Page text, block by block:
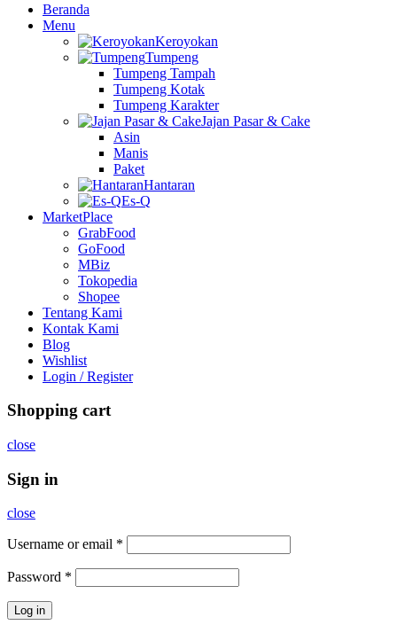
Beranda
Menu
Keroyokan
Tumpeng
Tumpeng Tampah
Tumpeng Kotak
Tumpeng Karakter
Jajan Pasar & Cake
Asin
Manis
Paket
Hantaran
Es-Q
MarketPlace
GrabFood
GoFood
MBiz
Tokopedia
Shopee
Tentang Kami
Kontak Kami
Blog
Wishlist
Login / Register
Shopping cart
close
Sign in
close
Username or email *
Password *
Log in